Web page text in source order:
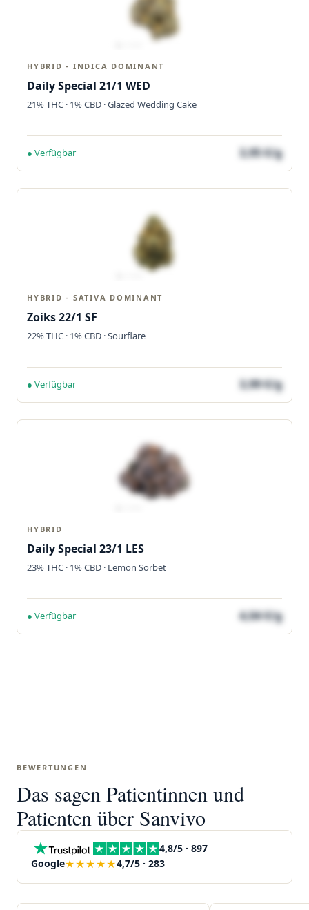
HYBRID - INDICA DOMINANT
Daily Special 21/1 WED
21% THC · 1% CBD · Glazed Wedding Cake
● Verfügbar 3,95 €/g
HYBRID - SATIVA DOMINANT
Zoiks 22/1 SF
22% THC · 1% CBD · Sourflare
● Verfügbar 3,99 €/g
HYBRID
Daily Special 23/1 LES
23% THC · 1% CBD · Lemon Sorbet
● Verfügbar 4,04 €/g
BEWERTUNGEN
Das sagen Patientinnen und
Patienten über Sanvivo
4,8/5 · 897
Google★★★★★4,7/5 · 283